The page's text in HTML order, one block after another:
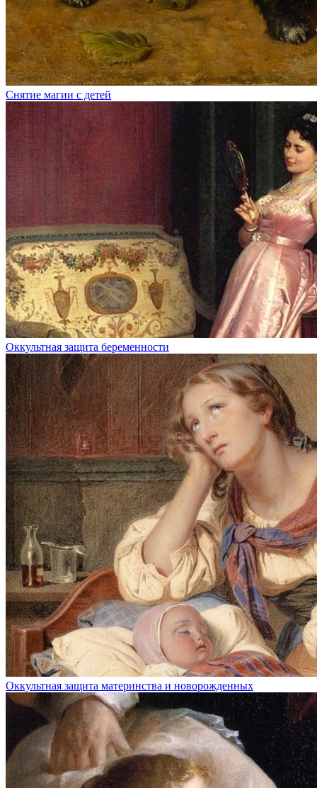
Снятие магии с детей
Оккультная защита беременности
Оккультная защита материнства и новорожденных